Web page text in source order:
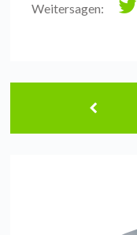
Weitersagen: